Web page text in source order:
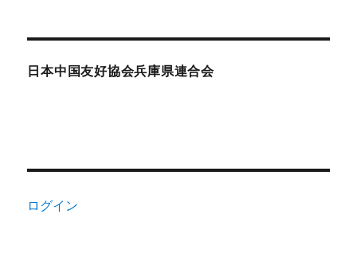
日本中国友好協会兵庫県連合会
ログイン